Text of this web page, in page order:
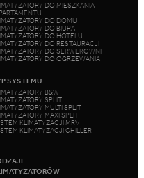
DO MIESZKANIA
DO DOMU
DO BIURA
DO HOTELU
DO RESTAURACJI
DO SERWEROWNI
DO OGRZEWANIA
SYSTEMU
B&W
SPLIT
MULTI SPLIT
MAXI SPLIT
KLIMATYZACJI MRV
KLIMATYZACJI CHILLER